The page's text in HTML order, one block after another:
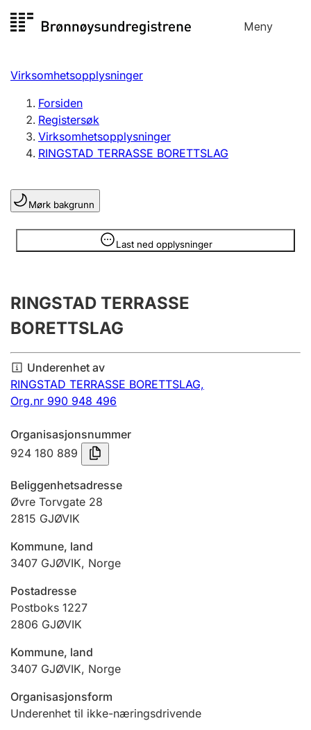
til
Meny
Registersøk
Aksjeselskap
Enkeltpersonforetak
Registrere, endre, slette
Lag og forening
Registrere, endre, slette
Årsregnskap
Innsending og forsinkelsesgebyr
Tinglysing
Jeger
Ektepaktveileder
Andre tema
Virksomhetsopplysninger
Forsiden
Registersøk
Virksomhetsopplysninger
RINGSTAD TERRASSE BORETTSLAG
Mørk bakgrunn
Last ned opplysninger
Opplysninger er skjult
RINGSTAD TERRASSE
BORETTSLAG
Underenhet av
RINGSTAD TERRASSE BORETTSLAG,
Org.nr 990 948 496
Organisasjonsnummer
924 180 889
Beliggenhetsadresse
Øvre Torvgate 28
2815 GJØVIK
Kommune, land
3407 GJØVIK, Norge
Postadresse
Postboks 1227
2806 GJØVIK
Kommune, land
3407 GJØVIK, Norge
Organisasjonsform
Underenhet til ikke-næringsdrivende